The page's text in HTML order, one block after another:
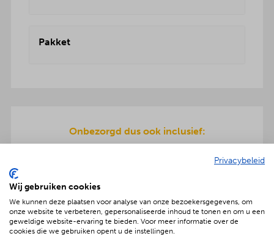
Pakket
Onbezorgd dus ook inclusief:
u bereid en worden geleverd in koelboxen.
na afloop mee terug.
Privacybeleid
Wij gebruiken cookies
We kunnen deze plaatsen voor analyse van onze bezoekersgegevens, om
onze website te verbeteren, gepersonaliseerde inhoud te tonen en om u een
geweldige website-ervaring te bieden. Voor meer informatie over de
cookies die we gebruiken opent u de instellingen.